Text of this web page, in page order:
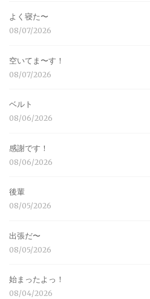
よく寝た〜
08/07/2026
空いてま〜す！
08/07/2026
ベルト
08/06/2026
感謝です！
08/06/2026
後輩
08/05/2026
出張だ〜
08/05/2026
始まったよっ！
08/04/2026